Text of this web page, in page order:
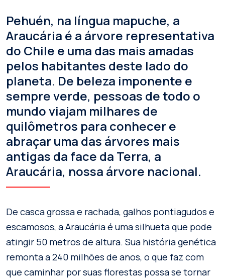
Pehuén, na língua mapuche, a
Araucária é a árvore representativa
do Chile e uma das mais amadas
pelos habitantes deste lado do
planeta. De beleza imponente e
sempre verde, pessoas de todo o
mundo viajam milhares de
quilômetros para conhecer e
abraçar uma das árvores mais
antigas da face da Terra, a
Araucária, nossa árvore nacional.
De casca grossa e rachada, galhos pontiagudos e
escamosos, a Araucária é uma silhueta que pode
atingir 50 metros de altura. Sua história genética
remonta a 240 milhões de anos, o que faz com
que caminhar por suas florestas possa se tornar